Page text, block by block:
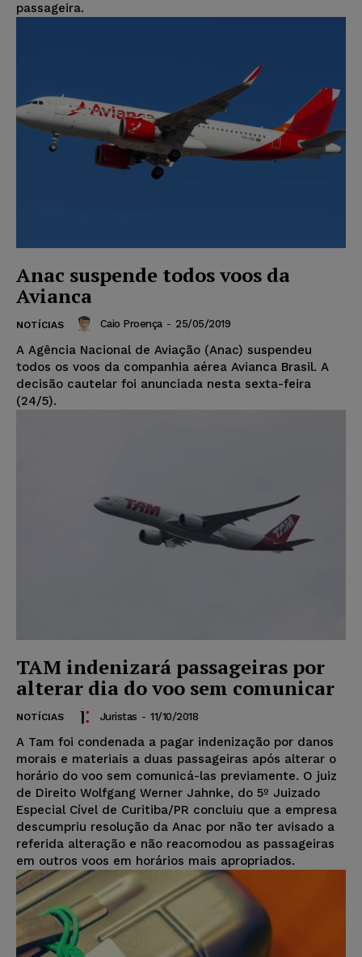
passageira.
Anac suspende todos voos da
Avianca
NOTÍCIAS Caio Proença - 25/05/2019
A Agência Nacional de Aviação (Anac) suspendeu
todos os voos da companhia aérea Avianca Brasil. A
decisão cautelar foi anunciada nesta sexta-feira
(24/5).
TAM indenizará passageiras por
alterar dia do voo sem comunicar
NOTÍCIAS Juristas - 11/10/2018
A Tam foi condenada a pagar indenização por danos
morais e materiais a duas passageiras após alterar o
horário do voo sem comunicá-las previamente. O juiz
de Direito Wolfgang Werner Jahnke, do 5º Juizado
Especial Cível de Curitiba/PR concluiu que a empresa
descumpriu resolução da Anac por não ter avisado a
referida alteração e não reacomodou as passageiras
em outros voos em horários mais apropriados.